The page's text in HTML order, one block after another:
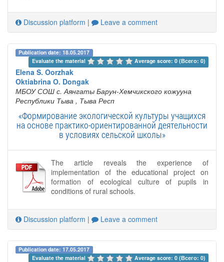
Discussion platform | Leave a comment
Publication date: 18.05.2017
Evaluate the material
Average score: 0 (Всего: 0)
Elena S. Oorzhak
Oktiabrina O. Dongak
МБОУ СОШ с. Аянгаты Барун-Хемчикского кожууна
Республики Тыва , Тыва Респ
«Формирование экологической культуры учащихся
на основе практико-ориентированной деятельности
в условиях сельской школы»
The article reveals the experience of
implementation of the educational project on
formation of ecological culture of pupils in
conditions of rural schools.
Discussion platform | Leave a comment
Publication date: 17.05.2017
Evaluate the material
Average score: 0 (Всего: 0)